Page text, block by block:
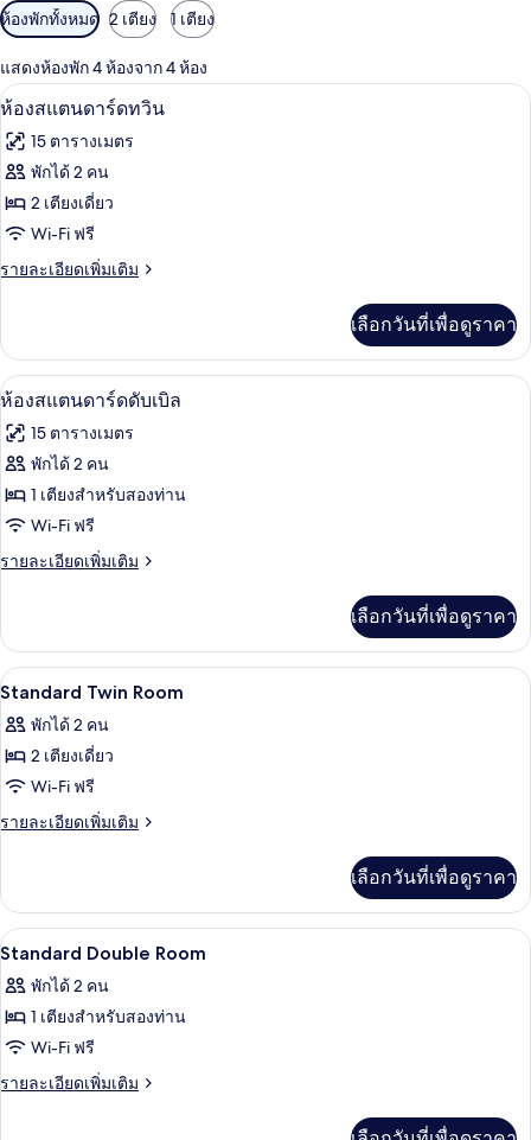
ตัว
กรอง
ที่
มี
ให้
สำหรับ
ห้อง
พัก
ห้องพักทั้งหมด 2 เตียง 1 เตียง
แสดงห้องพัก 4 ห้องจาก 4 ห้อง
เปิด
ภาพถ่าย
ทั้งหมด
ของ
ห้อง
สแตนดาร์ด
7
ห้องสแตนดาร์ดทวิน
15 ตารางเมตร
พักได้ 2 คน
2 เตียงเดี่ยว
Wi-Fi ฟรี
รายละเอียดเพิ่มเติม
ราย
เกี่ยว
กับ
ห้อง
ทวิ
น
เลือกวันที่เพื่อดูราคา
เปิด
ภาพถ่าย
ทั้งหมด
ของ
ห้อง
สแตนดาร์ด
6
ห้องสแตนดาร์ดดับเบิล
15 ตารางเมตร
พักได้ 2 คน
1 เตียงสำหรับสองท่าน
Wi-Fi ฟรี
รายละเอียดเพิ่มเติม
ราย
เกี่ยว
กับ
ห้อง
ดับเบิล
เลือกวันที่เพื่อดูราคา
เปิด
ภาพถ่าย
ทั้งหมด
ของ
Standard
7
Standard Twin Room
พักได้ 2 คน
2 เตียงเดี่ยว
Wi-Fi ฟรี
รายละเอียดเพิ่มเติม
ราย
เกี่ยว
กับ
Standard
Room
เลือกวันที่เพื่อดูราคา
เปิด
ภาพถ่าย
ทั้งหมด
ของ
Standard
6
Standard Double Room
พักได้ 2 คน
1 เตียงสำหรับสองท่าน
Wi-Fi ฟรี
รายละเอียดเพิ่มเติม
ราย